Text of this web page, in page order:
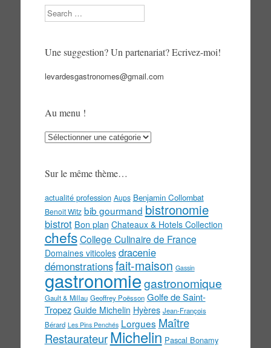
Search
Une suggestion? Un partenariat? Ecrivez-moi!
levardesgastronomes@gmail.com
Au menu !
Au
Sur le même thème…
actualité profession Aups Benjamin Collombat
Benoit Witz bib gourmand bistronomie
bistrot Bon plan Chateaux & Hotels Collection
chefs College Culinaire de France
Domaines viticoles dracenie
démonstrationsfait-maison Gassin
gastronomiegastronomique
Gault & Millau Geoffrey Poësson Golfe de Saint-
Tropez Guide Michelin Hyères Jean-François
Bérard Les Pins Penchés Lorgues Maître
Restaurateur Michelin Pascal Bonamy